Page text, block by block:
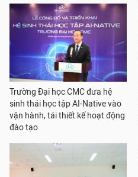
Trường Đại học CMC đưa hệ
sinh thái học tập AI-Native vào
vận hành, tái thiết kế hoạt động
đào tạo